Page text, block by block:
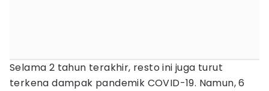
Selama 2 tahun terakhir, resto ini juga turut
terkena dampak pandemik COVID-19. Namun, 6